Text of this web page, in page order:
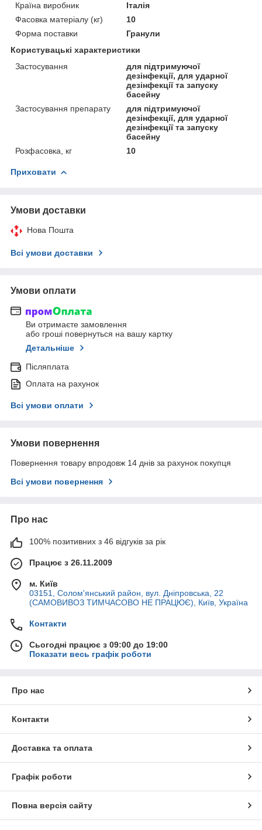
Країна виробник
Італія
Фасовка матеріалу (кг)
10
Форма поставки
Гранули
Користувацькі характеристики
Застосування
для підтримуючої
дезінфекції, для ударної
дезінфекції та запуску
басейну
Застосування препарату
для підтримуючої
дезінфекції, для ударної
дезінфекції та запуску
басейну
Розфасовка, кг
10
Приховати
Умови доставки
Нова Пошта
Всі умови доставки
Умови оплати
Ви отримаєте замовлення
або гроші повернуться на вашу картку
Детальніше
Післяплата
Оплата на рахунок
Всі умови оплати
Умови повернення
Повернення товару впродовж 14 днів за рахунок покупця
Всі умови повернення
Про нас
100% позитивних з 46 відгуків за рік
Працює з 26.11.2009
м. Київ
03151, Солом'янський район, вул. Дніпровська, 22
(САМОВИВОЗ ТИМЧАСОВО НЕ ПРАЦЮЄ), Київ, Україна
Контакти
Сьогодні працює з 09:00 до 19:00
Показати весь графік роботи
Про нас
Контакти
Доставка та оплата
Графік роботи
Повна версія сайту